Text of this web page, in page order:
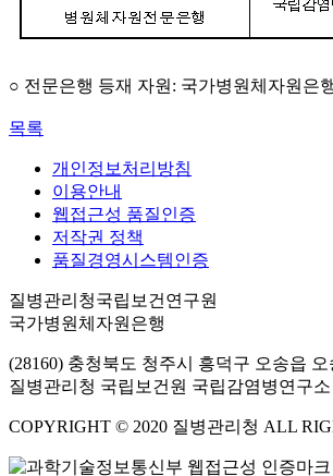
○ 전문은행 등재 자원: 국가병원체자원은
목록
개인정보처리방침
이용안내
웹접근성 품질인증
저작권 정책
품질경영시스템인증
질병관리청국립보건연구원
국가병원체자원은행
(28160) 충청북도 청주시 흥덕구 오송읍 오
질병관리청 국립보건원 국립감염병연구
COPYRIGHT © 2020 질병관리청 ALL